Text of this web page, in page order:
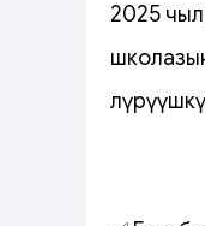
2025